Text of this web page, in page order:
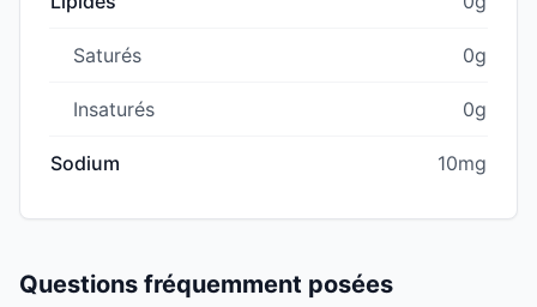
Saturés 0g
Insaturés 0g
Sodium 10mg
Questions fréquemment posées